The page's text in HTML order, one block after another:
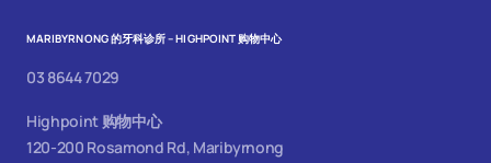
MARIBYRNONG 的牙科诊所 – HIGHPOINT 购物中心
03 8644 7029
Highpoint 购物中心
120-200 Rosamond Rd, Maribyrnong